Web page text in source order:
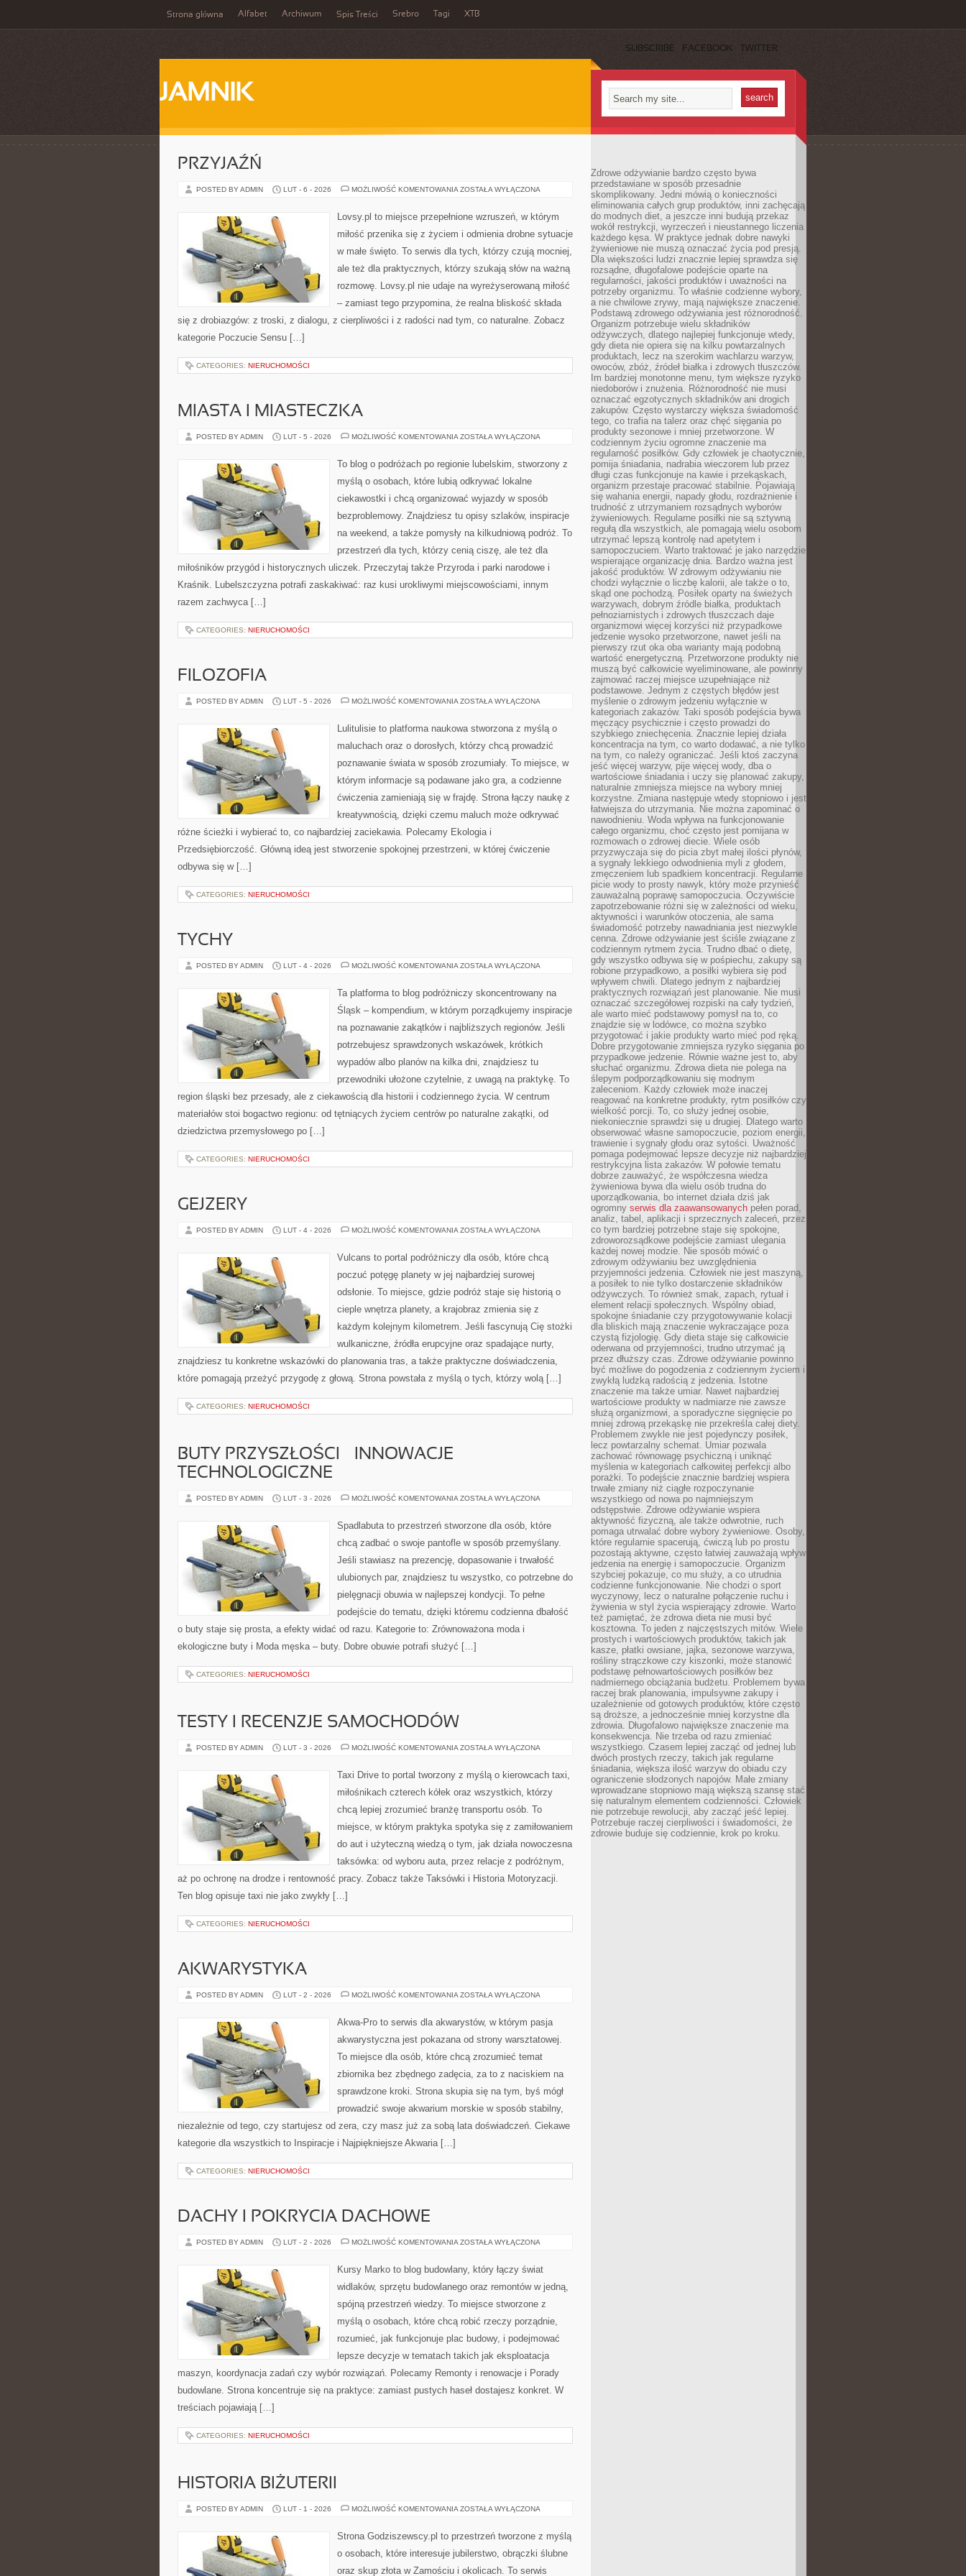
Strona główna Alfabet Archiwum Spis Treści Srebro Tagi XTB
SUBSCRIBE FACEBOOK TWITTER
JAMNIK
PRZYJAŹŃ
POSTED BY ADMIN LUT - 6 - 2026 MOŻLIWOŚĆ KOMENTOWANIA PRZYJAŹŃ
ZOSTAŁA WYŁĄCZONA
Lovsy.pl to miejsce przepełnione wzruszeń, w którym
miłość przenika się z życiem i odmienia drobne sytuacje
w małe święto. To serwis dla tych, którzy czują mocniej,
ale też dla praktycznych, którzy szukają słów na ważną
rozmowę. Lovsy.pl nie udaje na wyreżyserowaną miłość
– zamiast tego przypomina, że realna bliskość składa
się z drobiazgów: z troski, z dialogu, z cierpliwości i z radości nad tym, co naturalne. Zobacz
kategorie Poczucie Sensu […]
CATEGORIES: NIERUCHOMOŚCI
MIASTA I MIASTECZKA
POSTED BY ADMIN LUT - 5 - 2026 MOŻLIWOŚĆ KOMENTOWANIA MIASTA
ZOSTAŁA WYŁĄCZONA
To blog o podróżach po regionie lubelskim, stworzony z
myślą o osobach, które lubią odkrywać lokalne
ciekawostki i chcą organizować wyjazdy w sposób
bezproblemowy. Znajdziesz tu opisy szlaków, inspiracje
na weekend, a także pomysły na kilkudniową podróż. To
przestrzeń dla tych, którzy cenią ciszę, ale też dla
miłośników przygód i historycznych uliczek. Przeczytaj także Przyroda i parki narodowe i
Kraśnik. Lubelszczyzna potrafi zaskakiwać: raz kusi urokliwymi miejscowościami, innym
razem zachwyca […]
CATEGORIES: NIERUCHOMOŚCI
FILOZOFIA
POSTED BY ADMIN LUT - 5 - 2026 MOŻLIWOŚĆ KOMENTOWANIA FILOZOFIA
ZOSTAŁA WYŁĄCZONA
Lulitulisie to platforma naukowa stworzona z myślą o
maluchach oraz o dorosłych, którzy chcą prowadzić
poznawanie świata w sposób zrozumiały. To miejsce, w
którym informacje są podawane jako gra, a codzienne
ćwiczenia zamieniają się w frajdę. Strona łączy naukę z
kreatywnością, dzięki czemu maluch może odkrywać
różne ścieżki i wybierać to, co najbardziej zaciekawia. Polecamy Ekologia i
Przedsiębiorczość. Główną ideą jest stworzenie spokojnej przestrzeni, w której ćwiczenie
odbywa się w […]
CATEGORIES: NIERUCHOMOŚCI
TYCHY
POSTED BY ADMIN LUT - 4 - 2026 MOŻLIWOŚĆ KOMENTOWANIA TYCHY
ZOSTAŁA WYŁĄCZONA
Ta platforma to blog podróżniczy skoncentrowany na
Śląsk – kompendium, w którym porządkujemy inspiracje
na poznawanie zakątków i najbliższych regionów. Jeśli
potrzebujesz sprawdzonych wskazówek, krótkich
wypadów albo planów na kilka dni, znajdziesz tu
przewodniki ułożone czytelnie, z uwagą na praktykę. To
region śląski bez przesady, ale z ciekawością dla historii i codziennego życia. W centrum
materiałów stoi bogactwo regionu: od tętniących życiem centrów po naturalne zakątki, od
dziedzictwa przemysłowego po […]
CATEGORIES: NIERUCHOMOŚCI
GEJZERY
POSTED BY ADMIN LUT - 4 - 2026 MOŻLIWOŚĆ KOMENTOWANIA GEJZERY
ZOSTAŁA WYŁĄCZONA
Vulcans to portal podróżniczy dla osób, które chcą
poczuć potęgę planety w jej najbardziej surowej
odsłonie. To miejsce, gdzie podróż staje się historią o
cieple wnętrza planety, a krajobraz zmienia się z
każdym kolejnym kilometrem. Jeśli fascynują Cię stożki
wulkaniczne, źródła erupcyjne oraz spadające nurty,
znajdziesz tu konkretne wskazówki do planowania tras, a także praktyczne doświadczenia,
które pomagają przeżyć przygodę z głową. Strona powstała z myślą o tych, którzy wolą […]
CATEGORIES: NIERUCHOMOŚCI
BUTY PRZYSZŁOŚCI – INNOWACJE
TECHNOLOGICZNE
POSTED BY ADMIN LUT - 3 - 2026 MOŻLIWOŚĆ KOMENTOWANIA BUTY
INNOWACJE
TECHNOLOGICZNE
ZOSTAŁA WYŁĄCZONA
Spadlabuta to przestrzeń stworzone dla osób, które
chcą zadbać o swoje pantofle w sposób przemyślany.
Jeśli stawiasz na prezencję, dopasowanie i trwałość
ulubionych par, znajdziesz tu wszystko, co potrzebne do
pielęgnacji obuwia w najlepszej kondycji. To pełne
podejście do tematu, dzięki któremu codzienna dbałość
o buty staje się prosta, a efekty widać od razu. Kategorie to: Zrównoważona moda i
ekologiczne buty i Moda męska – buty. Dobre obuwie potrafi służyć […]
CATEGORIES: NIERUCHOMOŚCI
TESTY I RECENZJE SAMOCHODÓW
POSTED BY ADMIN LUT - 3 - 2026 MOŻLIWOŚĆ KOMENTOWANIA TESTY
SAMOCHODÓW
ZOSTAŁA WYŁĄCZONA
Taxi Drive to portal tworzony z myślą o kierowcach taxi,
miłośnikach czterech kółek oraz wszystkich, którzy
chcą lepiej zrozumieć branżę transportu osób. To
miejsce, w którym praktyka spotyka się z zamiłowaniem
do aut i użyteczną wiedzą o tym, jak działa nowoczesna
taksówka: od wyboru auta, przez relacje z podróżnym,
aż po ochronę na drodze i rentowność pracy. Zobacz także Taksówki i Historia Motoryzacji.
Ten blog opisuje taxi nie jako zwykły […]
CATEGORIES: NIERUCHOMOŚCI
AKWARYSTYKA
POSTED BY ADMIN LUT - 2 - 2026 MOŻLIWOŚĆ KOMENTOWANIA AKWARYSTYKA
ZOSTAŁA WYŁĄCZONA
Akwa-Pro to serwis dla akwarystów, w którym pasja
akwarystyczna jest pokazana od strony warsztatowej.
To miejsce dla osób, które chcą zrozumieć temat
zbiornika bez zbędnego zadęcia, za to z naciskiem na
sprawdzone kroki. Strona skupia się na tym, byś mógł
prowadzić swoje akwarium morskie w sposób stabilny,
niezależnie od tego, czy startujesz od zera, czy masz już za sobą lata doświadczeń. Ciekawe
kategorie dla wszystkich to Inspiracje i Najpiękniejsze Akwaria […]
CATEGORIES: NIERUCHOMOŚCI
DACHY I POKRYCIA DACHOWE
POSTED BY ADMIN LUT - 2 - 2026 MOŻLIWOŚĆ KOMENTOWANIA DACHY
DACHOWE
ZOSTAŁA WYŁĄCZONA
Kursy Marko to blog budowlany, który łączy świat
widlaków, sprzętu budowlanego oraz remontów w jedną,
spójną przestrzeń wiedzy. To miejsce stworzone z
myślą o osobach, które chcą robić rzeczy porządnie,
rozumieć, jak funkcjonuje plac budowy, i podejmować
lepsze decyzje w tematach takich jak eksploatacja
maszyn, koordynacja zadań czy wybór rozwiązań. Polecamy Remonty i renowacje i Porady
budowlane. Strona koncentruje się na praktyce: zamiast pustych haseł dostajesz konkret. W
treściach pojawiają […]
CATEGORIES: NIERUCHOMOŚCI
HISTORIA BIŻUTERII
POSTED BY ADMIN LUT - 1 - 2026 MOŻLIWOŚĆ KOMENTOWANIA HISTORIA
ZOSTAŁA WYŁĄCZONA
Strona Godziszewscy.pl to przestrzeń tworzone z myślą
o osobach, które interesuje jubilerstwo, obrączki ślubne
oraz skup złota w Zamościu i okolicach. To serwis
Zdrowe odżywianie bardzo często bywa
przedstawiane w sposób przesadnie
skomplikowany. Jedni mówią o konieczności
eliminowania całych grup produktów, inni zachęcają
do modnych diet, a jeszcze inni budują przekaz
wokół restrykcji, wyrzeczeń i nieustannego liczenia
każdego kęsa. W praktyce jednak dobre nawyki
żywieniowe nie muszą oznaczać życia pod presją.
Dla większości ludzi znacznie lepiej sprawdza się
rozsądne, długofalowe podejście oparte na
regularności, jakości produktów i uważności na
potrzeby organizmu. To właśnie codzienne wybory,
a nie chwilowe zrywy, mają największe znaczenie.
Podstawą zdrowego odżywiania jest różnorodność.
Organizm potrzebuje wielu składników
odżywczych, dlatego najlepiej funkcjonuje wtedy,
gdy dieta nie opiera się na kilku powtarzalnych
produktach, lecz na szerokim wachlarzu warzyw,
owoców, zbóż, źródeł białka i zdrowych tłuszczów.
Im bardziej monotonne menu, tym większe ryzyko
niedoborów i znużenia. Różnorodność nie musi
oznaczać egzotycznych składników ani drogich
zakupów. Często wystarczy większa świadomość
tego, co trafia na talerz oraz chęć sięgania po
produkty sezonowe i mniej przetworzone. W
codziennym życiu ogromne znaczenie ma
regularność posiłków. Gdy człowiek je chaotycznie,
pomija śniadania, nadrabia wieczorem lub przez
długi czas funkcjonuje na kawie i przekąskach,
organizm przestaje pracować stabilnie. Pojawiają
się wahania energii, napady głodu, rozdrażnienie i
trudność z utrzymaniem rozsądnych wyborów
żywieniowych. Regularne posiłki nie są sztywną
regułą dla wszystkich, ale pomagają wielu osobom
utrzymać lepszą kontrolę nad apetytem i
samopoczuciem. Warto traktować je jako narzędzie
wspierające organizację dnia. Bardzo ważna jest
jakość produktów. W zdrowym odżywianiu nie
chodzi wyłącznie o liczbę kalorii, ale także o to,
skąd one pochodzą. Posiłek oparty na świeżych
warzywach, dobrym źródle białka, produktach
pełnoziarnistych i zdrowych tłuszczach daje
organizmowi więcej korzyści niż przypadkowe
jedzenie wysoko przetworzone, nawet jeśli na
pierwszy rzut oka oba warianty mają podobną
wartość energetyczną. Przetworzone produkty nie
muszą być całkowicie wyeliminowane, ale powinny
zajmować raczej miejsce uzupełniające niż
podstawowe. Jednym z częstych błędów jest
myślenie o zdrowym jedzeniu wyłącznie w
kategoriach zakazów. Taki sposób podejścia bywa
męczący psychicznie i często prowadzi do
szybkiego zniechęcenia. Znacznie lepiej działa
koncentracja na tym, co warto dodawać, a nie tylko
na tym, co należy ograniczać. Jeśli ktoś zaczyna
jeść więcej warzyw, pije więcej wody, dba o
wartościowe śniadania i uczy się planować zakupy,
naturalnie zmniejsza miejsce na wybory mniej
korzystne. Zmiana następuje wtedy stopniowo i jest
łatwiejsza do utrzymania. Nie można zapominać o
nawodnieniu. Woda wpływa na funkcjonowanie
całego organizmu, choć często jest pomijana w
rozmowach o zdrowej diecie. Wiele osób
przyzwyczaja się do picia zbyt małej ilości płynów,
a sygnały lekkiego odwodnienia myli z głodem,
zmęczeniem lub spadkiem koncentracji. Regularne
picie wody to prosty nawyk, który może przynieść
zauważalną poprawę samopoczucia. Oczywiście
zapotrzebowanie różni się w zależności od wieku,
aktywności i warunków otoczenia, ale sama
świadomość potrzeby nawadniania jest niezwykle
cenna. Zdrowe odżywianie jest ściśle związane z
codziennym rytmem życia. Trudno dbać o dietę,
gdy wszystko odbywa się w pośpiechu, zakupy są
robione przypadkowo, a posiłki wybiera się pod
wpływem chwili. Dlatego jednym z najbardziej
praktycznych rozwiązań jest planowanie. Nie musi
oznaczać szczegółowej rozpiski na cały tydzień,
ale warto mieć podstawowy pomysł na to, co
znajdzie się w lodówce, co można szybko
przygotować i jakie produkty warto mieć pod ręką.
Dobre przygotowanie zmniejsza ryzyko sięgania po
przypadkowe jedzenie. Równie ważne jest to, aby
słuchać organizmu. Zdrowa dieta nie polega na
ślepym podporządkowaniu się modnym
zaleceniom. Każdy człowiek może inaczej
reagować na konkretne produkty, rytm posiłków czy
wielkość porcji. To, co służy jednej osobie,
niekoniecznie sprawdzi się u drugiej. Dlatego warto
obserwować własne samopoczucie, poziom energii,
trawienie i sygnały głodu oraz sytości. Uważność
pomaga podejmować lepsze decyzje niż najbardziej
restrykcyjna lista zakazów. W połowie tematu
dobrze zauważyć, że współczesna wiedza
żywieniowa bywa dla wielu osób trudna do
uporządkowania, bo internet działa dziś jak
ogromny serwis dla zaawansowanych pełen porad,
analiz, tabel, aplikacji i sprzecznych zaleceń, przez
co tym bardziej potrzebne staje się spokojne,
zdroworozsądkowe podejście zamiast ulegania
każdej nowej modzie. Nie sposób mówić o
zdrowym odżywianiu bez uwzględnienia
przyjemności jedzenia. Człowiek nie jest maszyną,
a posiłek to nie tylko dostarczenie składników
odżywczych. To również smak, zapach, rytuał i
element relacji społecznych. Wspólny obiad,
spokojne śniadanie czy przygotowywanie kolacji
dla bliskich mają znaczenie wykraczające poza
czystą fizjologię. Gdy dieta staje się całkowicie
oderwana od przyjemności, trudno utrzymać ją
przez dłuższy czas. Zdrowe odżywianie powinno
być możliwe do pogodzenia z codziennym życiem i
zwykłą ludzką radością z jedzenia. Istotne
znaczenie ma także umiar. Nawet najbardziej
wartościowe produkty w nadmiarze nie zawsze
służą organizmowi, a sporadyczne sięgnięcie po
mniej zdrową przekąskę nie przekreśla całej diety.
Problemem zwykle nie jest pojedynczy posiłek,
lecz powtarzalny schemat. Umiar pozwala
zachować równowagę psychiczną i uniknąć
myślenia w kategoriach całkowitej perfekcji albo
porażki. To podejście znacznie bardziej wspiera
trwałe zmiany niż ciągłe rozpoczynanie
wszystkiego od nowa po najmniejszym
odstępstwie. Zdrowe odżywianie wspiera
aktywność fizyczną, ale także odwrotnie, ruch
pomaga utrwalać dobre wybory żywieniowe. Osoby,
które regularnie spacerują, ćwiczą lub po prostu
pozostają aktywne, często łatwiej zauważają wpływ
jedzenia na energię i samopoczucie. Organizm
szybciej pokazuje, co mu służy, a co utrudnia
codzienne funkcjonowanie. Nie chodzi o sport
wyczynowy, lecz o naturalne połączenie ruchu i
żywienia w styl życia wspierający zdrowie. Warto
też pamiętać, że zdrowa dieta nie musi być
kosztowna. To jeden z najczęstszych mitów. Wiele
prostych i wartościowych produktów, takich jak
kasze, płatki owsiane, jajka, sezonowe warzywa,
rośliny strączkowe czy kiszonki, może stanowić
podstawę pełnowartościowych posiłków bez
nadmiernego obciążania budżetu. Problemem bywa
raczej brak planowania, impulsywne zakupy i
uzależnienie od gotowych produktów, które często
są droższe, a jednocześnie mniej korzystne dla
zdrowia. Długofalowo największe znaczenie ma
konsekwencja. Nie trzeba od razu zmieniać
wszystkiego. Czasem lepiej zacząć od jednej lub
dwóch prostych rzeczy, takich jak regularne
śniadania, większa ilość warzyw do obiadu czy
ograniczenie słodzonych napojów. Małe zmiany
wprowadzane stopniowo mają większą szansę stać
się naturalnym elementem codzienności. Człowiek
nie potrzebuje rewolucji, aby zacząć jeść lepiej.
Potrzebuje raczej cierpliwości i świadomości, że
zdrowie buduje się codziennie, krok po kroku.